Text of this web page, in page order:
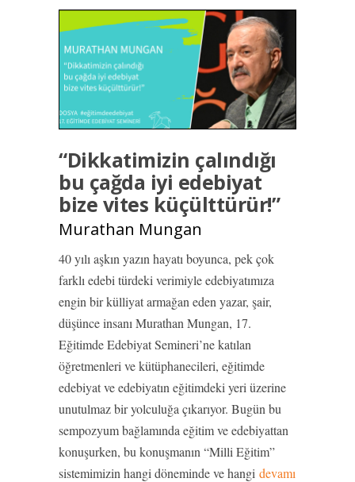
“Dikkatimizin çalındığı
bu çağda iyi edebiyat
bize vites küçülttürür!”
Murathan Mungan
40 yılı aşkın yazın hayatı boyunca, pek çok
farklı edebi türdeki verimiyle edebiyatımıza
engin bir külliyat armağan eden yazar, şair,
düşünce insanı Murathan Mungan, 17.
Eğitimde Edebiyat Semineri’ne katılan
öğretmenleri ve kütüphanecileri, eğitimde
edebiyat ve edebiyatın eğitimdeki yeri üzerine
unutulmaz bir yolculuğa çıkarıyor. Bugün bu
sempozyum bağlamında eğitim ve edebiyattan
konuşurken, bu konuşmanın “Milli Eğitim”
sistemimizin hangi döneminde ve hangi devamı